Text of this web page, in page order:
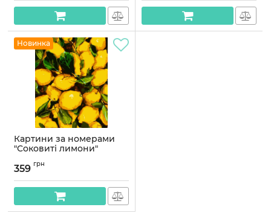
Новинка
Картини за номерами
"Соковиті лимони"
Артикул:
359 грн